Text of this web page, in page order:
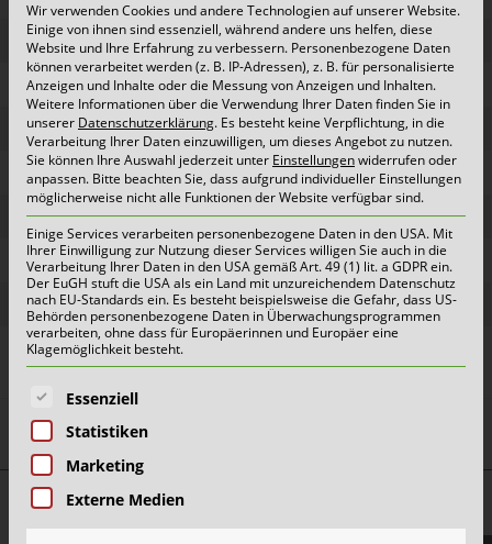
Tag Datum
Bezirk
Donnerstag
07.09.2023
1+2+3
Freitag
08.09.2023
4
Donnerstag
14.09.2023
5
Freitag
15.09.2023
6
Montag
18.09.2023
7
Dienstag
19.09.2023
8
Donnerstag
21.09.2023
Top Themen:
Wir verwenden Cookies und andere Technologien auf unserer Website.
Einige von ihnen sind essenziell, während andere uns helfen, diese
Website und Ihre Erfahrung zu verbessern. Personenbezogene Daten
können verarbeitet werden (z. B. IP-Adressen), z. B. für personalisierte
Anzeigen und Inhalte oder die Messung von Anzeigen und Inhalten.
Weitere Informationen über die Verwendung Ihrer Daten finden Sie in
unserer Datenschutzerklärung. Es besteht keine Verpflichtung, in die
Verarbeitung Ihrer Daten einzuwilligen, um dieses Angebot zu nutzen.
Sie können Ihre Auswahl jederzeit unter Einstellungenwiderrufen oder
anpassen. Bitte beachten Sie, dass aufgrund individueller Einstellungen
möglicherweise nicht alle Funktionen der Website verfügbar sind.
Einige Services verarbeiten personenbezogene Daten in den USA. Mit
Ihrer Einwilligung zur Nutzung dieser Services willigen Sie auch in die
Verarbeitung Ihrer Daten in den USA gemäß Art. 49 (1) lit. a GDPR ein.
Der EuGH stuft die USA als ein Land mit unzureichendem Datenschutz
nach EU-Standards ein. Es besteht beispielsweise die Gefahr, dass US-
Behörden personenbezogene Daten in Überwachungsprogrammen
verarbeiten, ohne dass für Europäerinnen und Europäer eine
Klagemöglichkeit besteht.
Es folgt eine Liste der Service-Gruppen, für die eine
Essenziell
Statistiken
Marketing
Externe Medien